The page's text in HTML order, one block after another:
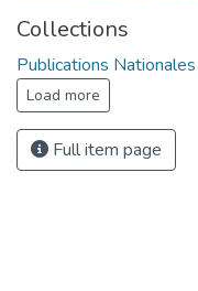
Collections
Publications Nationales
Load more
Full item page